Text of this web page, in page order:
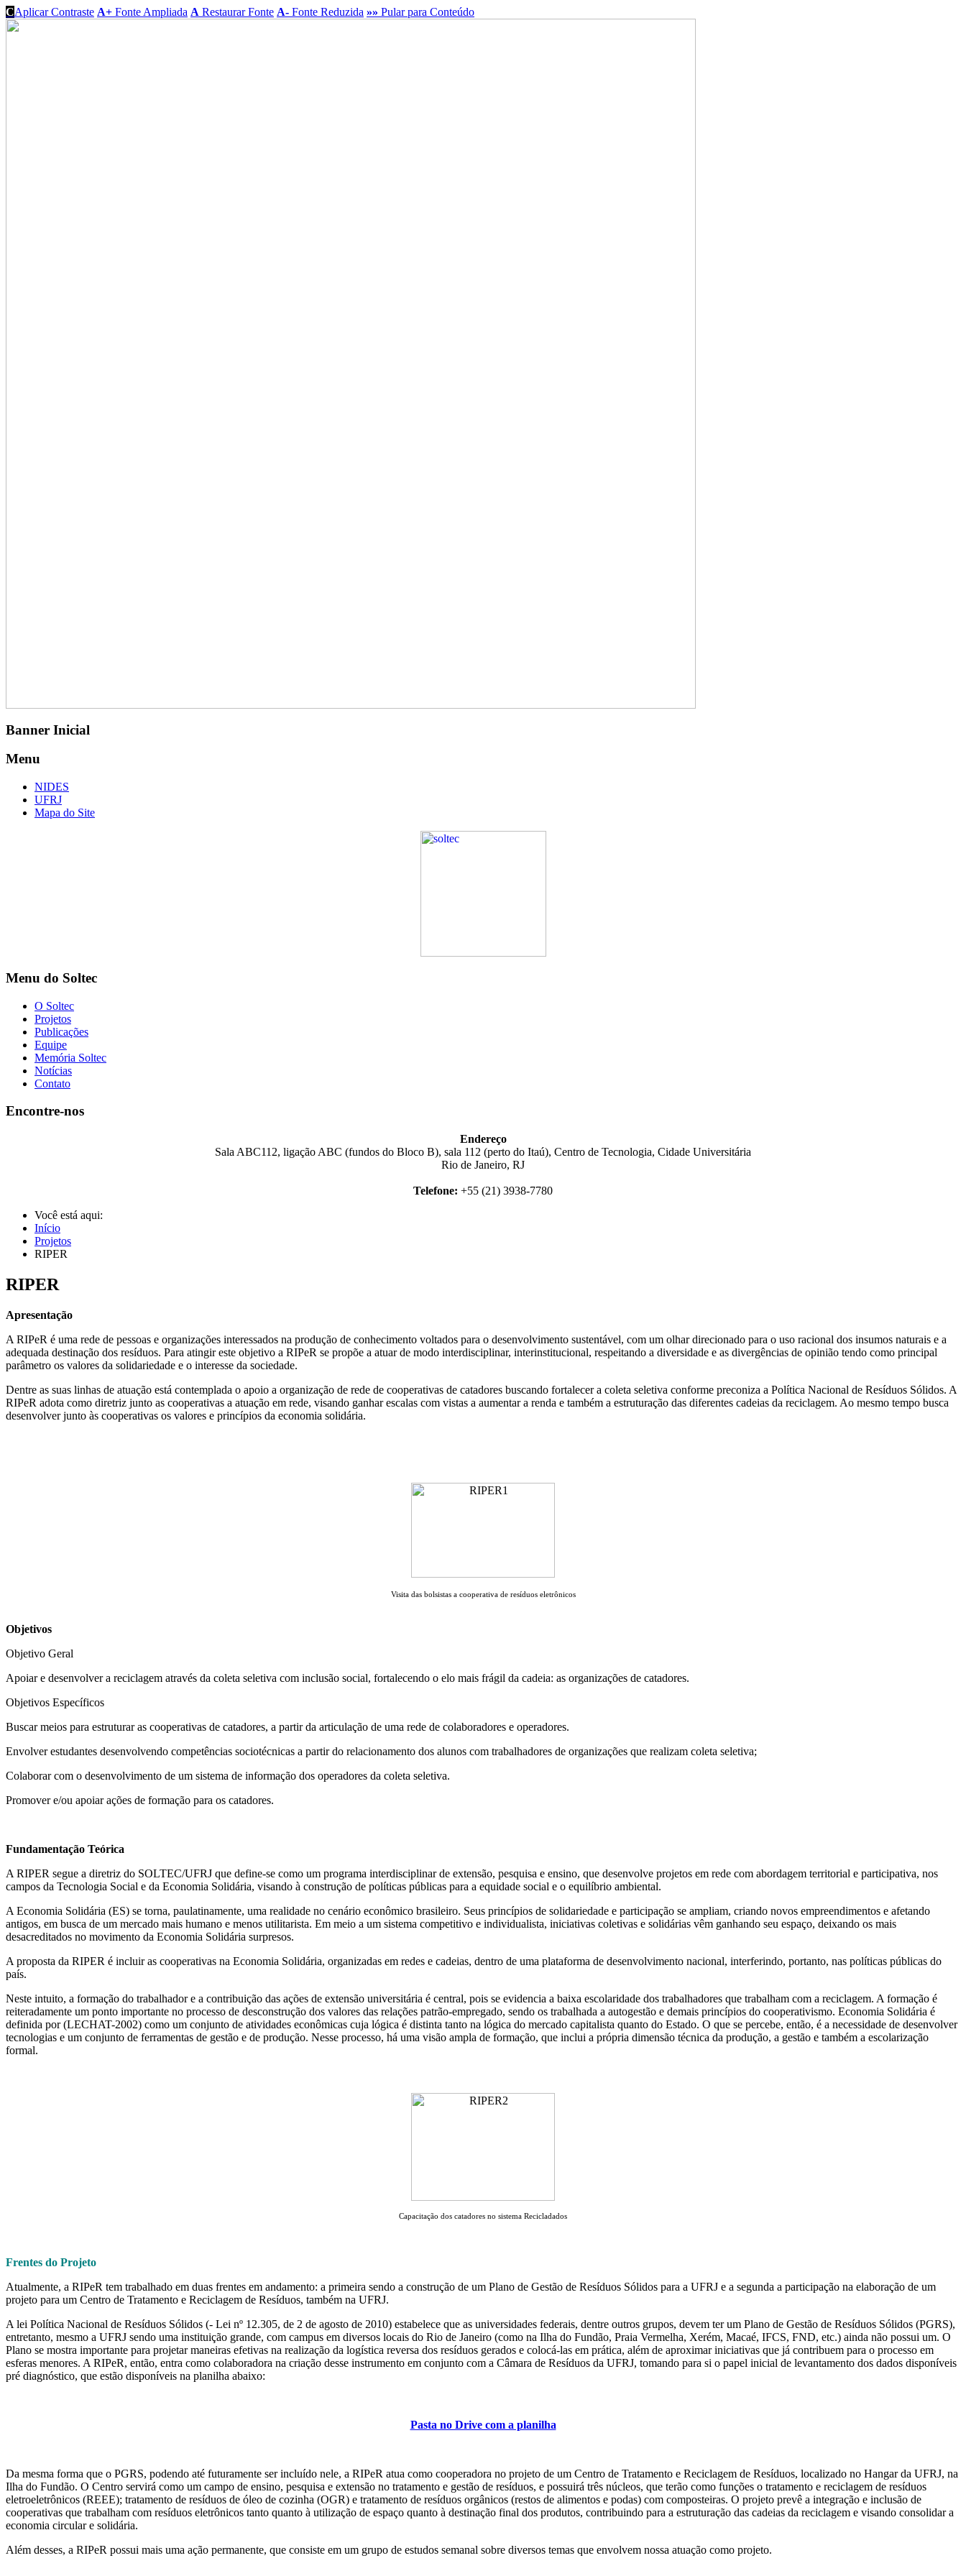
CAplicar Contraste A+ Fonte Ampliada A Restaurar Fonte A- Fonte Reduzida »» Pular para Conteúdo
Banner Inicial
Menu
NIDES
UFRJ
Mapa do Site
Menu do Soltec
O Soltec
Projetos
Publicações
Equipe
Memória Soltec
Notícias
Contato
Encontre-nos
Endereço
Sala ABC112, ligação ABC (fundos do Bloco B), sala 112 (perto do Itaú), Centro de Tecnologia, Cidade Universitária
Rio de Janeiro, RJ
Telefone: +55 (21) 3938-7780
Você está aqui:
Início
Projetos
RIPER
RIPER
Apresentação
A RIPeR é uma rede de pessoas e organizações interessados na produção de conhecimento voltados para o desenvolvimento sustentável, com um olhar direcionado para o uso racional dos insumos naturais e a
adequada destinação dos resíduos. Para atingir este objetivo a RIPeR se propõe a atuar de modo interdisciplinar, interinstitucional, respeitando a diversidade e as divergências de opinião tendo como principal
parâmetro os valores da solidariedade e o interesse da sociedade.
Dentre as suas linhas de atuação está contemplada o apoio a organização de rede de cooperativas de catadores buscando fortalecer a coleta seletiva conforme preconiza a Política Nacional de Resíduos Sólidos. A
RIPeR adota como diretriz junto as cooperativas a atuação em rede, visando ganhar escalas com vistas a aumentar a renda e também a estruturação das diferentes cadeias da reciclagem. Ao mesmo tempo busca
desenvolver junto às cooperativas os valores e princípios da economia solidária.
Visita das bolsistas a cooperativa de resíduos eletrônicos
Objetivos
Objetivo Geral
Apoiar e desenvolver a reciclagem através da coleta seletiva com inclusão social, fortalecendo o elo mais frágil da cadeia: as organizações de catadores.
Objetivos Específicos
Buscar meios para estruturar as cooperativas de catadores, a partir da articulação de uma rede de colaboradores e operadores.
Envolver estudantes desenvolvendo competências sociotécnicas a partir do relacionamento dos alunos com trabalhadores de organizações que realizam coleta seletiva;
Colaborar com o desenvolvimento de um sistema de informação dos operadores da coleta seletiva.
Promover e/ou apoiar ações de formação para os catadores.
Fundamentação Teórica
A RIPER segue a diretriz do SOLTEC/UFRJ que define-se como um programa interdisciplinar de extensão, pesquisa e ensino, que desenvolve projetos em rede com abordagem territorial e participativa, nos
campos da Tecnologia Social e da Economia Solidária, visando à construção de políticas públicas para a equidade social e o equilíbrio ambiental.
A Economia Solidária (ES) se torna, paulatinamente, uma realidade no cenário econômico brasileiro. Seus princípios de solidariedade e participação se ampliam, criando novos empreendimentos e afetando
antigos, em busca de um mercado mais humano e menos utilitarista. Em meio a um sistema competitivo e individualista, iniciativas coletivas e solidárias vêm ganhando seu espaço, deixando os mais
desacreditados no movimento da Economia Solidária surpresos.
A proposta da RIPER é incluir as cooperativas na Economia Solidária, organizadas em redes e cadeias, dentro de uma plataforma de desenvolvimento nacional, interferindo, portanto, nas políticas públicas do
país.
Neste intuito, a formação do trabalhador e a contribuição das ações de extensão universitária é central, pois se evidencia a baixa escolaridade dos trabalhadores que trabalham com a reciclagem. A formação é
reiteradamente um ponto importante no processo de desconstrução dos valores das relações patrão-empregado, sendo os trabalhada a autogestão e demais princípios do cooperativismo. Economia Solidária é
definida por (LECHAT-2002) como um conjunto de atividades econômicas cuja lógica é distinta tanto na lógica do mercado capitalista quanto do Estado. O que se percebe, então, é a necessidade de desenvolver
tecnologias e um conjunto de ferramentas de gestão e de produção. Nesse processo, há uma visão ampla de formação, que inclui a própria dimensão técnica da produção, a gestão e também a escolarização
formal.
Capacitação dos catadores no sistema Recicladados
Frentes do Projeto
Atualmente, a RIPeR tem trabalhado em duas frentes em andamento: a primeira sendo a construção de um Plano de Gestão de Resíduos Sólidos para a UFRJ e a segunda a participação na elaboração de um
projeto para um Centro de Tratamento e Reciclagem de Resíduos, também na UFRJ.
A lei Política Nacional de Resíduos Sólidos (- Lei nº 12.305, de 2 de agosto de 2010) estabelece que as universidades federais, dentre outros grupos, devem ter um Plano de Gestão de Resíduos Sólidos (PGRS),
entretanto, mesmo a UFRJ sendo uma instituição grande, com campus em diversos locais do Rio de Janeiro (como na Ilha do Fundão, Praia Vermelha, Xerém, Macaé, IFCS, FND, etc.) ainda não possui um. O
Plano se mostra importante para projetar maneiras efetivas na realização da logística reversa dos resíduos gerados e colocá-las em prática, além de aproximar iniciativas que já contribuem para o processo em
esferas menores. A RIPeR, então, entra como colaboradora na criação desse instrumento em conjunto com a Câmara de Resíduos da UFRJ, tomando para si o papel inicial de levantamento dos dados disponíveis
pré diagnóstico, que estão disponíveis na planilha abaixo:
Pasta no Drive com a planilha
Da mesma forma que o PGRS, podendo até futuramente ser incluído nele, a RIPeR atua como cooperadora no projeto de um Centro de Tratamento e Reciclagem de Resíduos, localizado no Hangar da UFRJ, na
Ilha do Fundão. O Centro servirá como um campo de ensino, pesquisa e extensão no tratamento e gestão de resíduos, e possuirá três núcleos, que terão como funções o tratamento e reciclagem de resíduos
eletroeletrônicos (REEE); tratamento de resíduos de óleo de cozinha (OGR) e tratamento de resíduos orgânicos (restos de alimentos e podas) com composteiras. O projeto prevê a integração e inclusão de
cooperativas que trabalham com resíduos eletrônicos tanto quanto à utilização de espaço quanto à destinação final dos produtos, contribuindo para a estruturação das cadeias da reciclagem e visando consolidar a
economia circular e solidária.
Além desses, a RIPeR possui mais uma ação permanente, que consiste em um grupo de estudos semanal sobre diversos temas que envolvem nossa atuação como projeto.